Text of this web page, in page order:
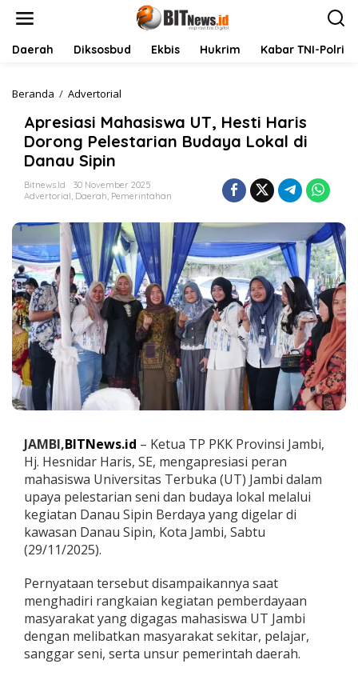
Daerah Diksosbud Ekbis Hukrim Kabar TNI-Polri
Beranda / Advertorial
r
e
s
a
s
M
a
h
a
s
i
s
,
H
i
H
a
r
i
s
D
o
n
g
P
e
l
Apresiasi Mahasiswa UT, Hesti Haris
Dorong Pelestarian Budaya Lokal di
Danau Sipin
Bitnews.id
30 November 2025
Advertorial, Daerah, Pemerintahan
JAMBI,BITNews.id – Ketua TP PKK Provinsi Jambi,
Hj. Hesnidar Haris, SE, mengapresiasi peran
mahasiswa Universitas Terbuka (UT) Jambi dalam
upaya pelestarian seni dan budaya lokal melalui
kegiatan Danau Sipin Berdaya yang digelar di
kawasan Danau Sipin, Kota Jambi, Sabtu
(29/11/2025).
Pernyataan tersebut disampaikannya saat
menghadiri rangkaian kegiatan pemberdayaan
masyarakat yang digagas mahasiswa UT Jambi
dengan melibatkan masyarakat sekitar, pelajar,
sanggar seni, serta unsur pemerintah daerah.